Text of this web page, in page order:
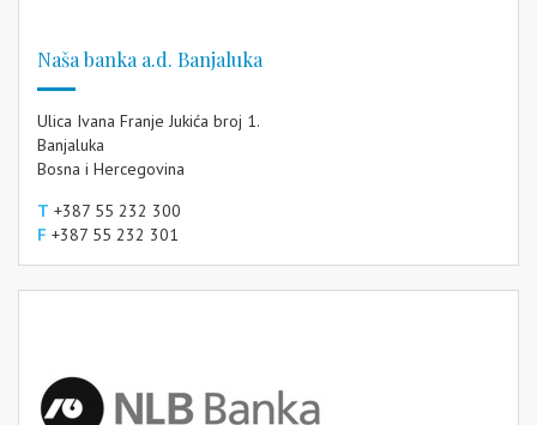
Naša banka a.d. Banjaluka
Ulica Ivana Franje Jukića broj 1.
Banjaluka
Bosna i Hercegovina
T +387 55 232 300
F +387 55 232 301